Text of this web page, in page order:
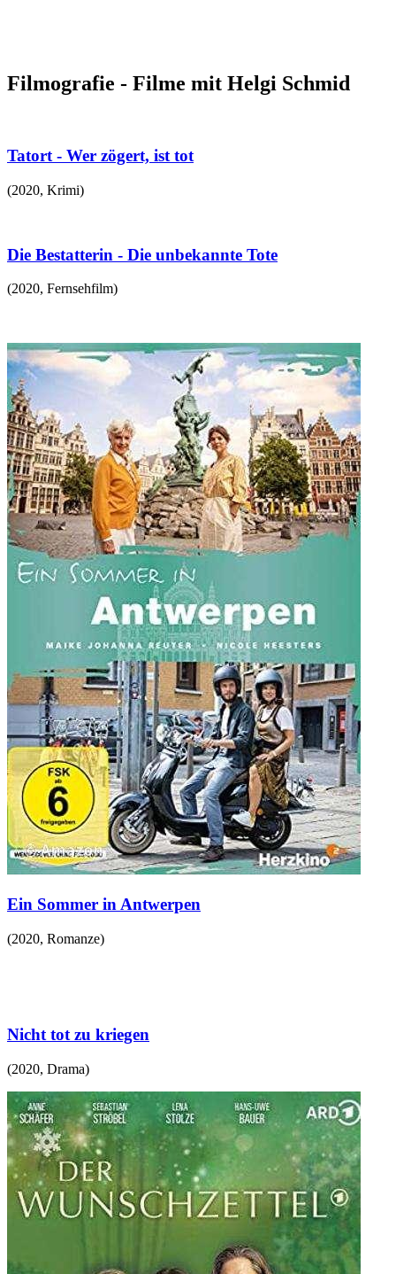
Filmografie - Filme mit Helgi Schmid
Tatort - Wer zögert, ist tot
(2020, Krimi)
Die Bestatterin - Die unbekannte Tote
(2020, Fernsehfilm)
Ein Sommer in Antwerpen
(2020, Romanze)
Nicht tot zu kriegen
(2020, Drama)